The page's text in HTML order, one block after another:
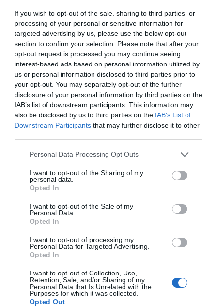
If you wish to opt-out of the sale, sharing to third parties, or
processing of your personal or sensitive information for
targeted advertising by us, please use the below opt-out
section to confirm your selection. Please note that after your
opt-out request is processed you may continue seeing
interest-based ads based on personal information utilized by
us or personal information disclosed to third parties prior to
your opt-out. You may separately opt-out of the further
disclosure of your personal information by third parties on the
IAB’s list of downstream participants. This information may
also be disclosed by us to third parties on the IAB’s List of
Downstream Participants that may further disclose it to other
Personal Data Processing Opt Outs
I want to opt-out of the Sharing of my
personal data.
Opted In
I want to opt-out of the Sale of my
Personal Data.
Opted In
I want to opt-out of processing my
Personal Data for Targeted Advertising.
Opted In
I want to opt-out of Collection, Use,
Retention, Sale, and/or Sharing of my
Personal Data that Is Unrelated with the
Purposes for which it was collected.
Opted Out
ΗΠΑ: Πάνω από 100 φορές ο Φάουτσι
επικαλέστηκε το δικαίωμα της σιωπής για
την Covid-19
30/07/2026 13:41
Η Ματίνα Παγώνη προσωρινή πρόεδρος του
Πανελλήνιου Ιατρικού Συλλόγου
27/07/2026 18:27